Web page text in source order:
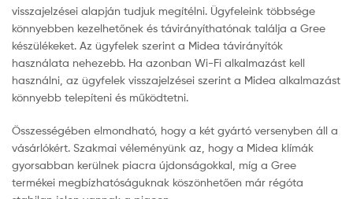
visszajelzései alapján tudjuk megítélni. Ügyfeleink többsége
könnyebben kezelhetőnek és távirányíthatónak találja a Gree
készülékeket. Az ügyfelek szerint a Midea távirányítók
használata nehezebb. Ha azonban Wi-Fi alkalmazást kell
használni, az ügyfelek visszajelzései szerint a Midea alkalmazást
könnyebb telepíteni és működtetni.
Összességében elmondható, hogy a két gyártó versenyben áll a
vásárlókért. Szakmai véleményünk az, hogy a Midea klímák
gyorsabban kerülnek piacra újdonságokkal, míg a Gree
termékei megbízhatóságuknak köszönhetően már régóta